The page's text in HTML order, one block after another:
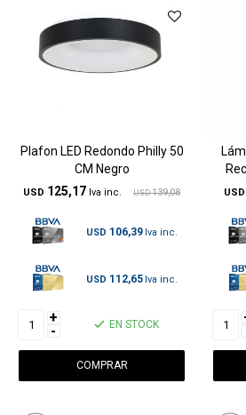
Plafon LED Redondo Philly 50
CM Negro
USD 125,17 USD 139,08
USD 106,39
USD 112,65
+
- EN STOCK
USD